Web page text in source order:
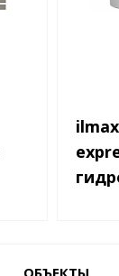
ОБЪЕКТЫ